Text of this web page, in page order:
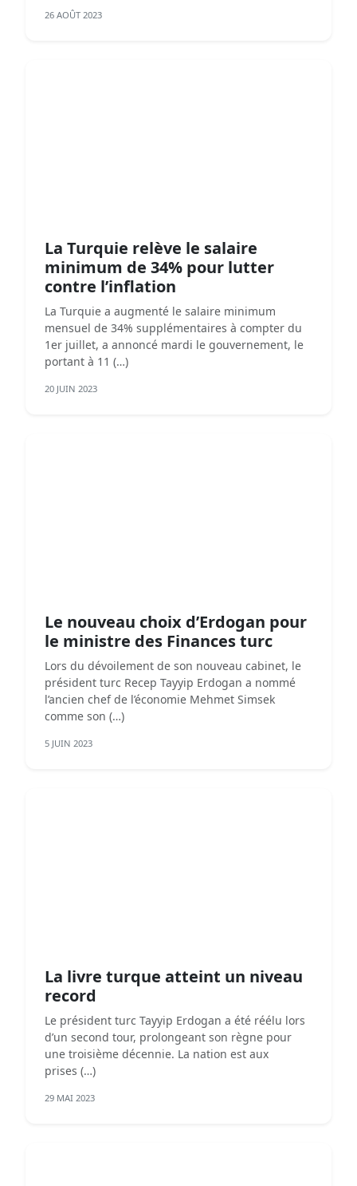
26 AOÛT 2023
La Turquie relève le salaire
minimum de 34% pour lutter
contre l’inflation
La Turquie a augmenté le salaire minimum
mensuel de 34% supplémentaires à compter du
1er juillet, a annoncé mardi le gouvernement, le
portant à 11 (…)
20 JUIN 2023
Le nouveau choix d’Erdogan pour
le ministre des Finances turc
Lors du dévoilement de son nouveau cabinet, le
président turc Recep Tayyip Erdogan a nommé
l’ancien chef de l’économie Mehmet Simsek
comme son (…)
5 JUIN 2023
La livre turque atteint un niveau
record
Le président turc Tayyip Erdogan a été réélu lors
d’un second tour, prolongeant son règne pour
une troisième décennie. La nation est aux
prises (…)
29 MAI 2023